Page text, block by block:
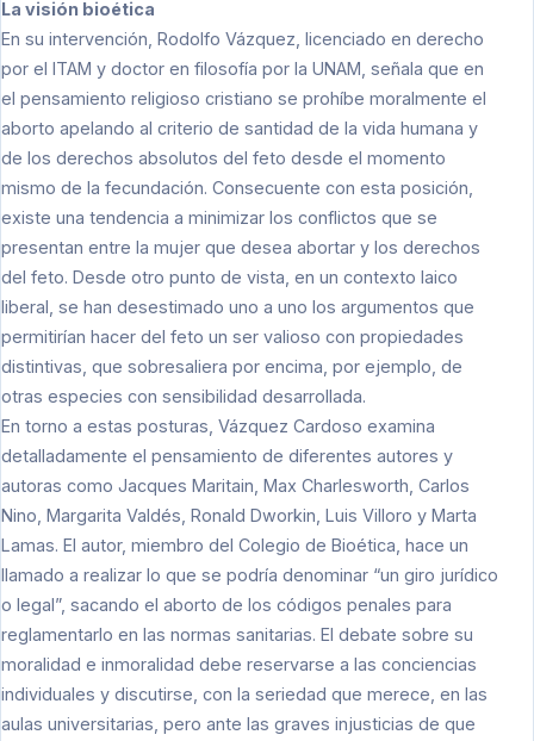
La visión bioética
En su intervención, Rodolfo Vázquez, licenciado en derecho
por el ITAM y doctor en filosofía por la UNAM, señala que en
el pensamiento religioso cristiano se prohíbe moralmente el
aborto apelando al criterio de santidad de la vida humana y
de los derechos absolutos del feto desde el momento
mismo de la fecundación. Consecuente con esta posición,
existe una tendencia a minimizar los conflictos que se
presentan entre la mujer que desea abortar y los derechos
del feto. Desde otro punto de vista, en un contexto laico
liberal, se han desestimado uno a uno los argumentos que
permitirían hacer del feto un ser valioso con propiedades
distintivas, que sobresaliera por encima, por ejemplo, de
otras especies con sensibilidad desarrollada.
En torno a estas posturas, Vázquez Cardoso examina
detalladamente el pensamiento de diferentes autores y
autoras como Jacques Maritain, Max Charlesworth, Carlos
Nino, Margarita Valdés, Ronald Dworkin, Luis Villoro y Marta
Lamas. El autor, miembro del Colegio de Bioética, hace un
llamado a realizar lo que se podría denominar “un giro jurídico
o legal”, sacando el aborto de los códigos penales para
reglamentarlo en las normas sanitarias. El debate sobre su
moralidad e inmoralidad debe reservarse a las conciencias
individuales y discutirse, con la seriedad que merece, en las
aulas universitarias, pero ante las graves injusticias de que